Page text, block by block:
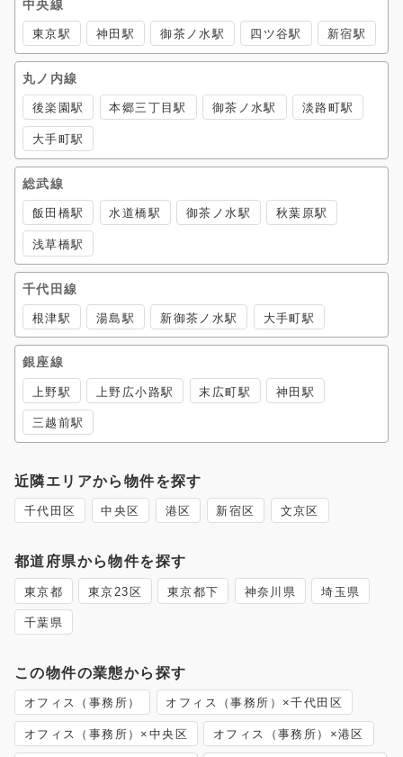
中央線
東京駅 神田駅 御茶ノ水駅 四ツ谷駅 新宿駅
丸ノ内線
後楽園駅 本郷三丁目駅 御茶ノ水駅 淡路町駅
大手町駅
総武線
飯田橋駅 水道橋駅 御茶ノ水駅 秋葉原駅
浅草橋駅
千代田線
根津駅 湯島駅 新御茶ノ水駅 大手町駅
銀座線
上野駅 上野広小路駅 末広町駅 神田駅
三越前駅
近隣エリアから物件を探す
千代田区 中央区 港区 新宿区 文京区
都道府県から物件を探す
東京都 東京23区 東京都下 神奈川県 埼玉県
千葉県
この物件の業態から探す
オフィス（事務所） オフィス（事務所）×千代田区
オフィス（事務所）×中央区 オフィス（事務所）×港区